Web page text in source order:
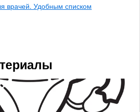
врачей. Удобным списком